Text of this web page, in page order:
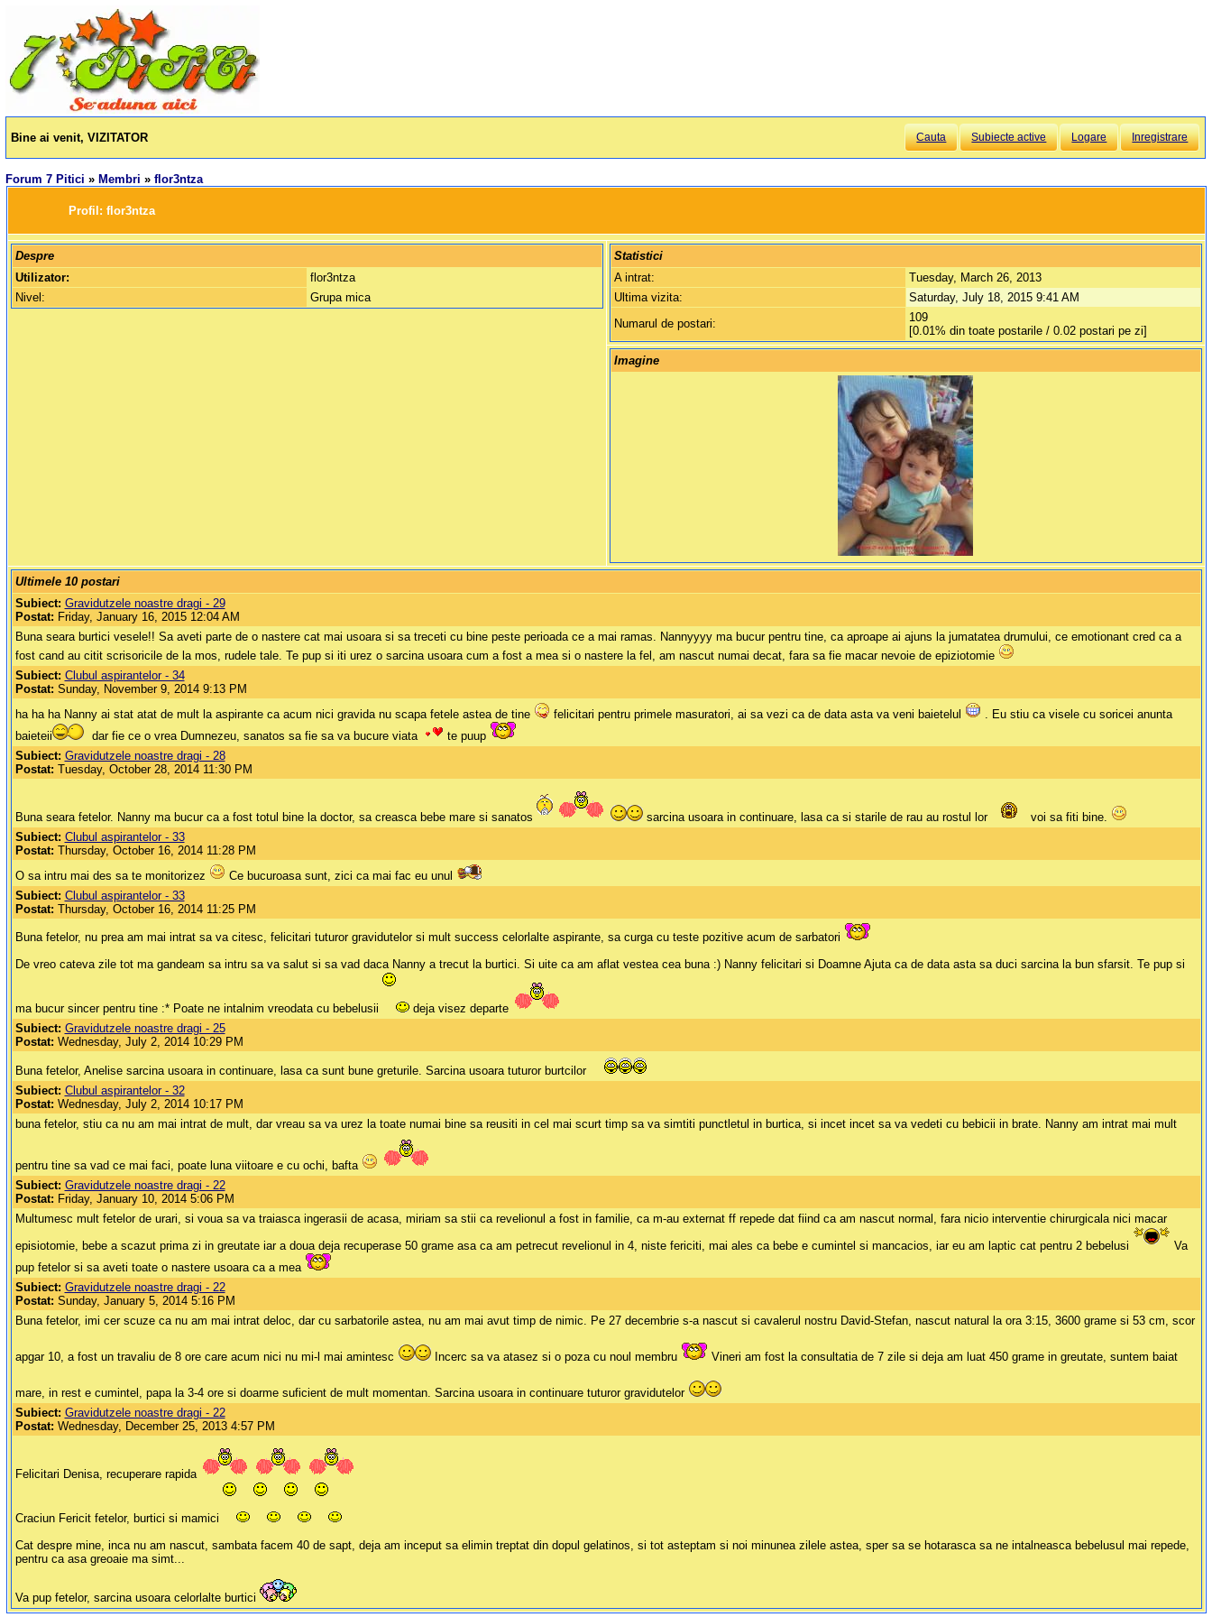
Bine ai venit, VIZITATOR Cauta Subiecte active Logare Inregistrare
Forum 7 Pitici » Membri »flor3ntza
		Profil:
flor3ntza
Despre
Utilizator:
flor3ntza
Nivel:
Grupa mica
Statistici
A intrat:
Tuesday, March 26, 2013
Ultima vizita:
Saturday, July 18, 2015 9:41 AM
Numarul de postari:
109
[0.01% din toate postarile / 0.02 postari pe zi]
Imagine
Ultimele 10 postari
Subiect: Gravidutzele noastre dragi - 29
Postat: Friday, January 16, 2015 12:04 AM
Buna seara burtici vesele!! Sa aveti parte de o nastere cat mai usoara si sa treceti cu bine peste perioada ce a mai ramas. Nannyyyy ma bucur pentru tine, ca aproape ai ajuns la jumatatea drumului, ce emotionant cred ca a
fost cand au citit scrisoricile de la mos, rudele tale. Te pup si iti urez o sarcina usoara cum a fost a mea si o nastere la fel, am nascut numai decat, fara sa fie macar nevoie de epiziotomie
Subiect: Clubul aspirantelor - 34
Postat: Sunday, November 9, 2014 9:13 PM
ha ha ha Nanny ai stat atat de mult la aspirante ca acum nici gravida nu scapa fetele astea de tine
felicitari pentru primele masuratori, ai sa vezi ca de data asta va veni baietelul
. Eu stiu ca visele cu soricei anunta
baieteii
dar fie ce o vrea Dumnezeu, sanatos sa fie sa va bucure viata
te puup
Subiect: Gravidutzele noastre dragi - 28
Postat: Tuesday, October 28, 2014 11:30 PM
Buna seara fetelor. Nanny ma bucur ca a fost totul bine la doctor, sa creasca bebe mare si sanatos sarcina usoara in continuare, lasa ca si starile de rau au rostul lor
voi sa fiti bine.
Subiect: Clubul aspirantelor - 33
Postat: Thursday, October 16, 2014 11:28 PM
O sa intru mai des sa te monitorizez
Ce bucuroasa sunt, zici ca mai fac eu unul
Subiect: Clubul aspirantelor - 33
Postat: Thursday, October 16, 2014 11:25 PM
Buna fetelor, nu prea am mai intrat sa va citesc, felicitari tuturor gravidutelor si mult success celorlalte aspirante, sa curga cu teste pozitive acum de sarbatori
De vreo cateva zile tot ma gandeam sa intru sa va salut si sa vad daca Nanny a trecut la burtici. Si uite ca am aflat vestea cea buna :) Nanny felicitari si Doamne Ajuta ca de data asta sa duci sarcina la bun sfarsit. Te pup si
ma bucur sincer pentru tine :* Poate ne intalnim vreodata cu bebelusii
deja visez departe
Subiect: Gravidutzele noastre dragi - 25
Postat: Wednesday, July 2, 2014 10:29 PM
Buna fetelor, Anelise sarcina usoara in continuare, lasa ca sunt bune greturile. Sarcina usoara tuturor burtcilor
Subiect: Clubul aspirantelor - 32
Postat: Wednesday, July 2, 2014 10:17 PM
buna fetelor, stiu ca nu am mai intrat de mult, dar vreau sa va urez la toate numai bine sa reusiti in cel mai scurt timp sa va simtiti punctletul in burtica, si incet incet sa va vedeti cu bebicii in brate. Nanny am intrat mai mult
pentru tine sa vad ce mai faci, poate luna viitoare e cu ochi, bafta
Subiect: Gravidutzele noastre dragi - 22
Postat: Friday, January 10, 2014 5:06 PM
Multumesc mult fetelor de urari, si voua sa va traiasca ingerasii de acasa, miriam sa stii ca revelionul a fost in familie, ca m-au externat ff repede dat fiind ca am nascut normal, fara nicio interventie chirurgicala nici macar
episiotomie, bebe a scazut prima zi in greutate iar a doua deja recuperase 50 grame asa ca am petrecut revelionul in 4, niste fericiti, mai ales ca bebe e cumintel si mancacios, iar eu am laptic cat pentru 2 bebelusi
Va
pup fetelor si sa aveti toate o nastere usoara ca a mea
Subiect: Gravidutzele noastre dragi - 22
Postat: Sunday, January 5, 2014 5:16 PM
Buna fetelor, imi cer scuze ca nu am mai intrat deloc, dar cu sarbatorile astea, nu am mai avut timp de nimic. Pe 27 decembrie s-a nascut si cavalerul nostru David-Stefan, nascut natural la ora 3:15, 3600 grame si 53 cm, scor
apgar 10, a fost un travaliu de 8 ore care acum nici nu mi-l mai amintesc Incerc sa va atasez si o poza cu noul membru Vineri am fost la consultatia de 7 zile si deja am luat 450 grame in greutate, suntem baiat
mare, in rest e cumintel, papa la 3-4 ore si doarme suficient de mult momentan. Sarcina usoara in continuare tuturor gravidutelor
Subiect: Gravidutzele noastre dragi - 22
Postat: Wednesday, December 25, 2013 4:57 PM
Felicitari Denisa, recuperare rapida
Craciun Fericit fetelor, burtici si mamici
Cat despre mine, inca nu am nascut, sambata facem 40 de sapt, deja am inceput sa elimin treptat din dopul gelatinos, si tot asteptam si noi minunea zilele astea, sper sa se hotarasca sa ne intalneasca bebelusul mai repede,
pentru ca asa greoaie ma simt...
Va pup fetelor, sarcina usoara celorlalte burtici